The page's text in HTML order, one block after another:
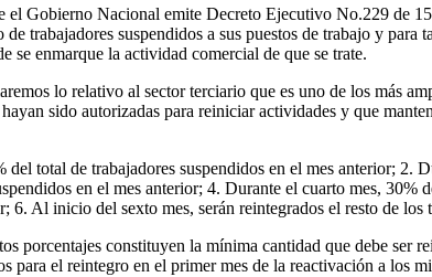
el Gobierno Nacional emite Decreto Ejecutivo No.229 de
trabajadores suspendidos a sus puestos de trabajo y
se enmarque la actividad comercial de que se trate.
lo relativo al sector terciario que es uno de los más
hayan sido autorizadas para reiniciar actividades y que
del total de trabajadores suspendidos en el mes anterior; 2.
en el mes anterior; 4. Durante el cuarto mes,
6. Al inicio del sexto mes, serán reintegrados el resto de los
porcentajes constituyen la mínima cantidad que debe ser
para el reintegro en el primer mes de la reactivación a los